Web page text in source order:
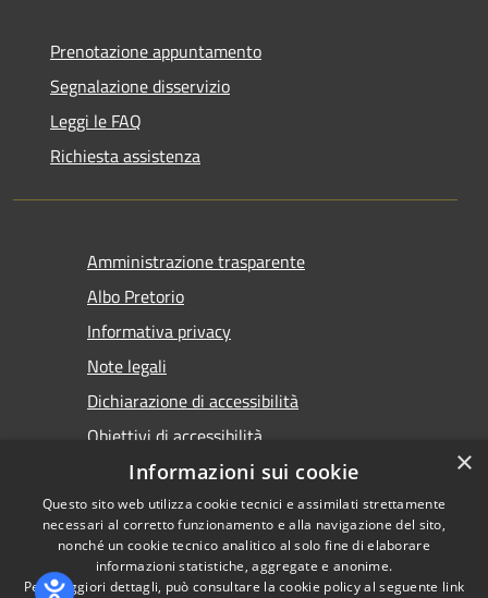
Prenotazione appuntamento
Segnalazione disservizio
Leggi le FAQ
Richiesta assistenza
Amministrazione trasparente
Albo Pretorio
Informativa privacy
Note legali
Dichiarazione di accessibilità
Obiettivi di accessibilità
RSS
Copyright © 2026 • Comune di
×
Informazioni sui cookie
Questo sito web utilizza cookie tecnici e assimilati strettamente
necessari al corretto funzionamento e alla navigazione del sito,
nonché un cookie tecnico analitico al solo fine di elaborare
informazioni statistiche, aggregate e anonime.
Per maggiori dettagli, può consultare la cookie policy al seguente link
Premi Escape per chiudere